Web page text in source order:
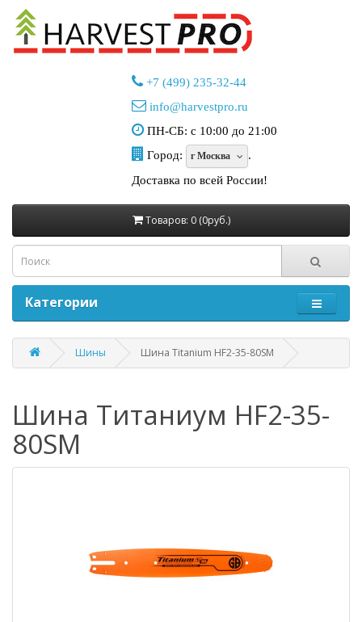
+7 (499) 235-32-44
info@harvestpro.ru
ПН-СБ: с 10:00 до 21:00
Город:
г Москва
.
Доставка по всей России!
Товаров: 0 (0руб.)
Категории
Шины Шина Titanium HF2-35-80SM
Шина Титаниум HF2-35-
80SM